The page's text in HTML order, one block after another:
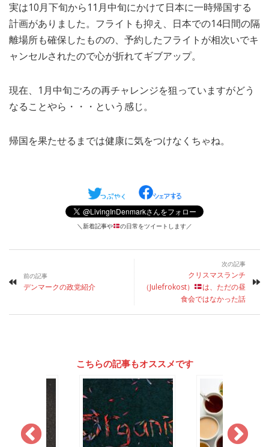
実は10月下旬から11月中旬にかけて日本に一時帰国する
計画がありました。フライトも抑え、日本での14日間の隔
離場所も確保したものの、予約したフライトが相次いでキ
ャンセルされたので心が折れてギブアップ。
現在、1月中旬ごろの再チャレンジを狙っていますがどう
なることやら・・・という感じ。
帰国を果たせるまでは健康に気をつけなくちゃね。
＼新着記事や の日常をツイートします／
前の記事
デンマークの政党紹介
次の記事
クリスマスランチ
（Julefrokost）
は、ただの昼
食会ではなかった話
こちらの記事もオススメです